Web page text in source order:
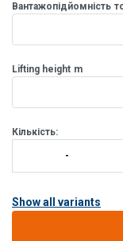
Вантажопідйомність
Lifting height m
Кількість:
Show all variants